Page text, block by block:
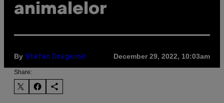
animalelor
By Ștefan Dragomir December 29, 2022, 10:03am
Share: